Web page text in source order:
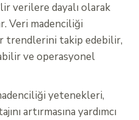
verilere dayalı olarak
Veri madenciliği
trendlerini takip edebilir,
ve operasyonel
yetenekleri,
artırmasına yardımcı